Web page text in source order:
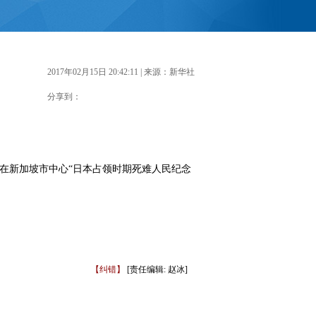
2017年02月15日 20:42:11 | 来源：新华社
分享到：
加坡市中心“日本占领时期死难人民纪念
【纠错】 [责任编辑: 赵冰]